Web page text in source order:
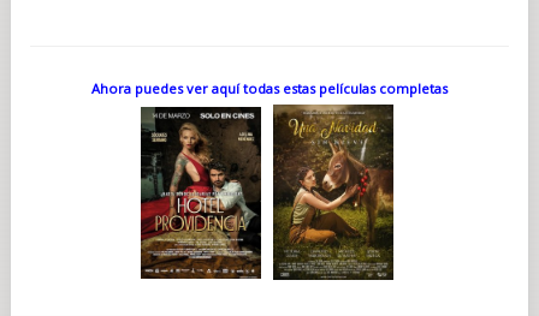
Ahora puedes ver aquí todas estas películas completas